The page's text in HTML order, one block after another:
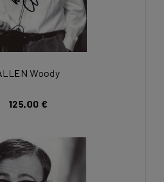
Woody
125,00 €